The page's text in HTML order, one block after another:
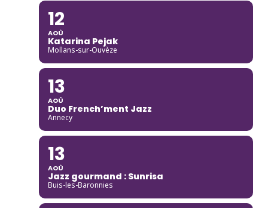
12
AOÛ
Katarina Pejak
Mollans-sur-Ouvèze
13
AOÛ
Duo French’ment Jazz
Annecy
13
AOÛ
Jazz gourmand : Sunrisa
Buis-les-Baronnies